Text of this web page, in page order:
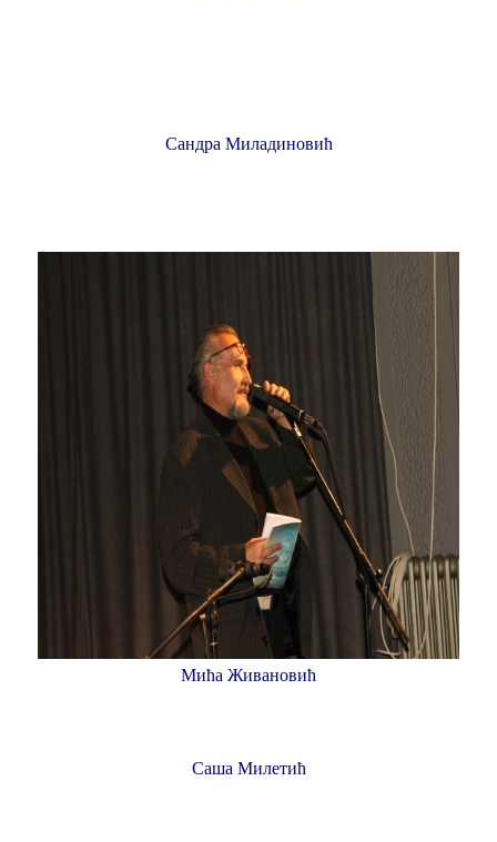
Сандра Миладиновић
Мића Живановић
Саша Милетић